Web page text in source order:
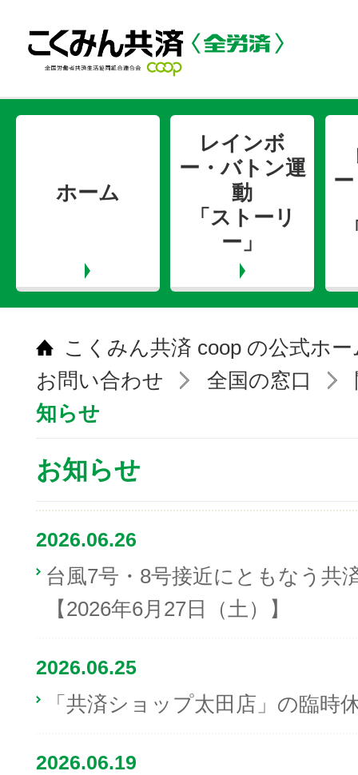
ホーム
レインボ
ー・バトン運
動
「ストーリ
ー」
こくみん共済 coop の公式ホ
お問い合わせ
全国の窓口
知らせ
お知らせ
2026.06.26
台風7号・8号接近にともなう共
【2026年6月27日（土）】
2026.06.25
「共済ショップ太田店」の臨時
2026.06.19